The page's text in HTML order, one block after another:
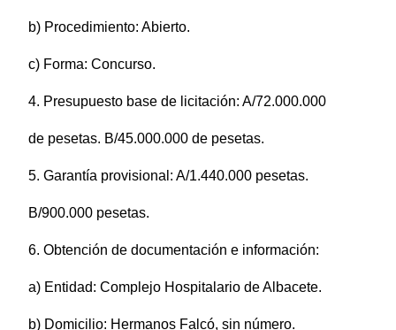
b) Procedimiento: Abierto.
c) Forma: Concurso.
4. Presupuesto base de licitación: A/72.000.000
de pesetas. B/45.000.000 de pesetas.
5. Garantía provisional: A/1.440.000 pesetas.
B/900.000 pesetas.
6. Obtención de documentación e información:
a) Entidad: Complejo Hospitalario de Albacete.
b) Domicilio: Hermanos Falcó, sin número.